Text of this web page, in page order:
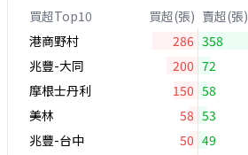
買超Top10 買超(張) 賣超(張)
港商野村
286 358
兆豐-大同
200 72
摩根士丹利
150 58
美林
58 53
兆豐-台中
50 49